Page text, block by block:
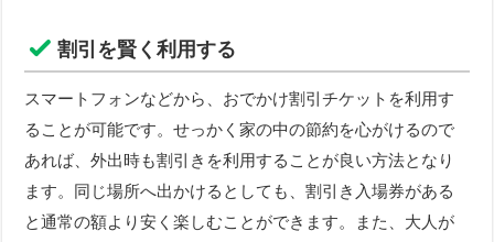
割引を賢く利用する
スマートフォンなどから、おでかけ割引チケットを利用す
ることが可能です。せっかく家の中の節約を心がけるので
あれば、外出時も割引きを利用することが良い方法となり
ます。同じ場所へ出かけるとしても、割引き入場券がある
と通常の額より安く楽しむことができます。また、大人が